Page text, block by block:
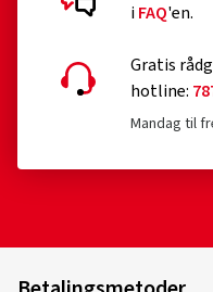
iFAQ'en.
Gratis
hotline:
Mandag til